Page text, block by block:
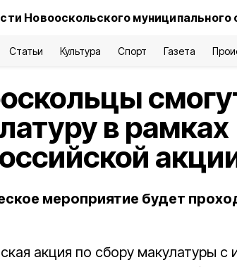
Новооскольского муниципального
Статьи Культура Спорт Газета
в рамках
мероприятие будет
акция по сбору макулатуры с